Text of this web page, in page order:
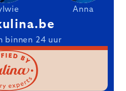
Anna
binnen 24 uur